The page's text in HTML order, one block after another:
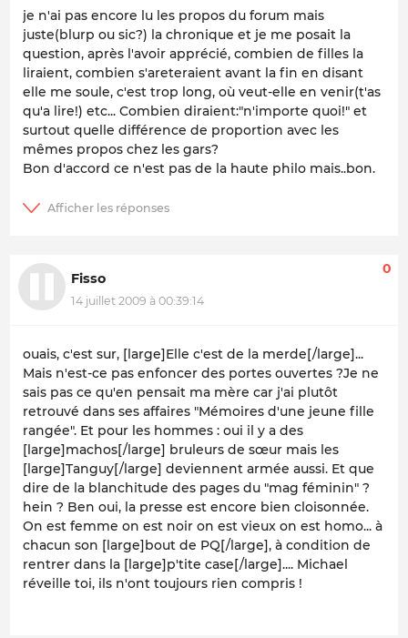
je n'ai pas encore lu les propos du forum mais
juste(blurp ou sic?) la chronique et je me posait la
question, après l'avoir apprécié, combien de filles la
liraient, combien s'areteraient avant la fin en disant
elle me soule, c'est trop long, où veut-elle en venir(t'as
qu'a lire!) etc... Combien diraient:"n'importe quoi!" et
surtout quelle différence de proportion avec les
mêmes propos chez les gars?
Bon d'accord ce n'est pas de la haute philo mais..bon.
Fisso
14 juillet 2009 à 00:39:14
0
ouais, c'est sur, [large]Elle c'est de la merde[/large]...
Mais n'est-ce pas enfoncer des portes ouvertes ?Je ne
sais pas ce qu'en pensait ma mère car j'ai plutôt
retrouvé dans ses affaires "Mémoires d'une jeune fille
rangée". Et pour les hommes : oui il y a des
[large]machos[/large] bruleurs de sœur mais les
[large]Tanguy[/large] deviennent armée aussi. Et que
dire de la blanchitude des pages du "mag féminin" ?
hein ? Ben oui, la presse est encore bien cloisonnée.
On est femme on est noir on est vieux on est homo... à
chacun son [large]bout de PQ[/large], à condition de
rentrer dans la [large]p'tite case[/large].... Michael
réveille toi, ils n'ont toujours rien compris !